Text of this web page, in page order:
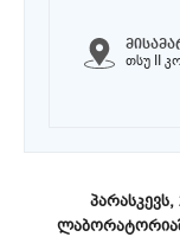
თსუ II